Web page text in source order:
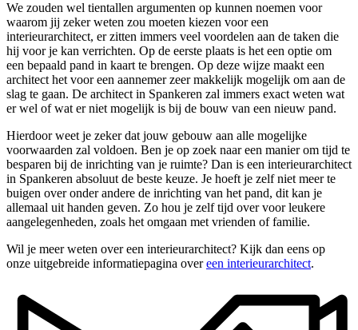
We zouden wel tientallen argumenten op kunnen noemen voor
waarom jij zeker weten zou moeten kiezen voor een
interieurarchitect, er zitten immers veel voordelen aan de taken die
hij voor je kan verrichten. Op de eerste plaats is het een optie om
een bepaald pand in kaart te brengen. Op deze wijze maakt een
architect het voor een aannemer zeer makkelijk mogelijk om aan de
slag te gaan. De architect in Spankeren zal immers exact weten wat
er wel of wat er niet mogelijk is bij de bouw van een nieuw pand.
Hierdoor weet je zeker dat jouw gebouw aan alle mogelijke
voorwaarden zal voldoen. Ben je op zoek naar een manier om tijd te
besparen bij de inrichting van je ruimte? Dan is een interieurarchitect
in Spankeren absoluut de beste keuze. Je hoeft je zelf niet meer te
buigen over onder andere de inrichting van het pand, dit kan je
allemaal uit handen geven. Zo hou je zelf tijd over voor leukere
aangelegenheden, zoals het omgaan met vrienden of familie.
Wil je meer weten over een interieurarchitect? Kijk dan eens op
onze uitgebreide informatiepagina overeen interieurarchitect.